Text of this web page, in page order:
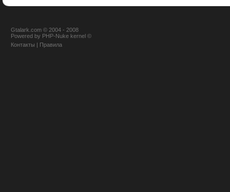
Gtalark.com © 2004 - 2008
Powered by PHP-Nuke kernel ©
Контакты | Правила